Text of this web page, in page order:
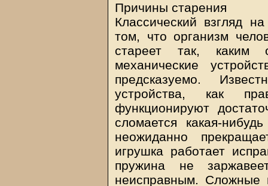
Причины старения
Классический взгляд
том, что организм
стареет так, каким
механические
предсказуемо.
устройства, как
функционируют
сломается какая-
неожиданно
игрушка работает
пружина не
неисправным. Сложные